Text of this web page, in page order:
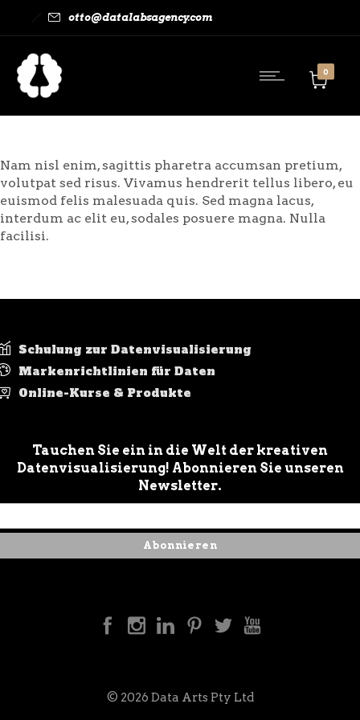
otto@datalabsagency.com
0
Nam nisl enim, sagittis pharetra accumsan pretium,
volutpat sed risus. Vivamus hendrerit tellus libero, eu
euismod felis malesuada quis. Sed magna lacus,
interdum ac elit eu, sodales posuere magna. Nulla
facilisi.
Schulung zur Datenvisualisierung
Markenrichtlinien für Daten
Online-Kurse & Produkte
Tauchen Sie ein in die Welt der kreativen
Datenvisualisierung! Abonnieren Sie unseren
Newsletter.
© 2026 Data Arts Pty Ltd